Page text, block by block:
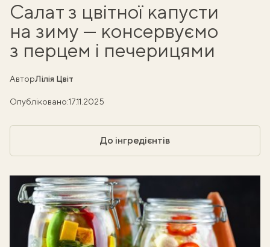
Салат з цвітної капусти
на зиму — консервуємо
з перцем і печерицями
АвторЛілія Цвіт
Опубліковано:17.11.2025
До інгредієнтів